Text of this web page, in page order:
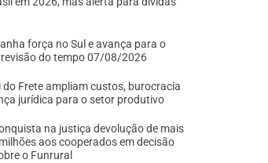
força no Sul e avança para o
do tempo 07/08/2026
do Frete ampliam custos, burocracia
jurídica para o setor produtivo
na justiça devolução de mais
aos cooperados em decisão
o Funrural